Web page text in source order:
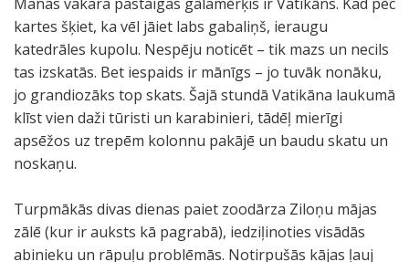
kartes šķiet, ka vēl jāiet labs gabaliņš, ieraugu
katedrāles kupolu. Nespēju noticēt – tik mazs un necils
tas izskatās. Bet iespaids ir mānīgs – jo tuvāk nonāku,
jo grandiozāks top skats. Šajā stundā Vatikāna laukumā
klīst vien daži tūristi un karabinieri, tādēļ mierīgi
apsēžos uz trepēm kolonnu pakājē un baudu skatu un
noskaņu.
Turpmākās divas dienas paiet zoodārza Ziloņu mājas
zālē (kur ir auksts kā pagrabā), iedziļinoties visādās
abinieku un rāpuļu problēmās. Notirpušās kājas ļauj